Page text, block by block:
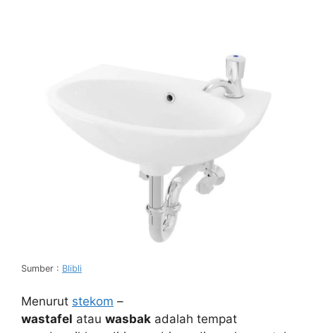
Sumber : Blibli
Menurut stekom –
wastafel atau wasbak adalah tempat